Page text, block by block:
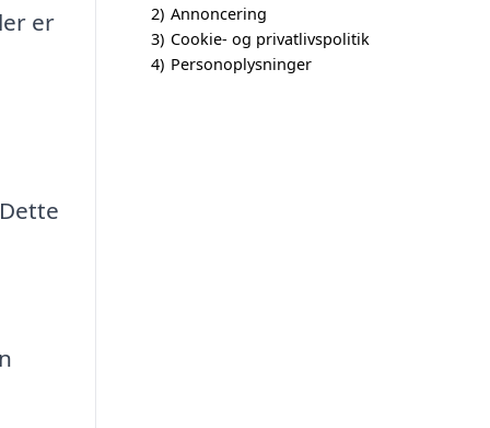
er
2) Annoncering
3) Cookie- og privatlivspolitik
4) Personoplysninger